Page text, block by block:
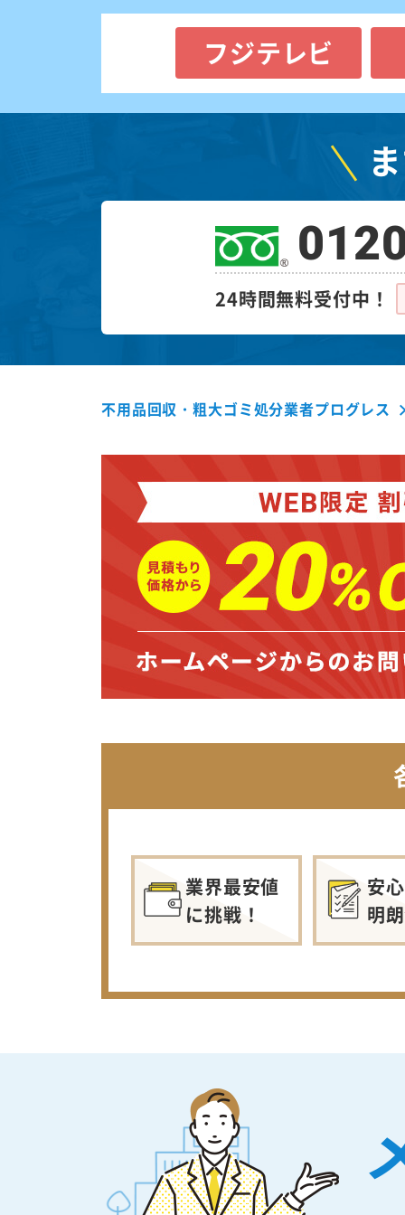
フジテレビ
24時間無料受付中！
不用品回収・粗大ゴミ処分業者プログレス
業界最安値
に挑戦！
安
明